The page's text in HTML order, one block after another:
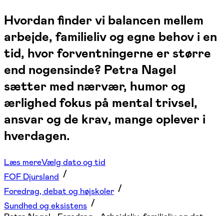
Hvordan finder vi balancen mellem
arbejde, familieliv og egne behov i en
tid, hvor forventningerne er større
end nogensinde? Petra Nagel
sætter med nærvær, humor og
ærlighed fokus på mental trivsel,
ansvar og de krav, mange oplever i
hverdagen.
Læs mereVælg dato og tid
FOF Djursland
Foredrag, debat og højskoler
Sundhed og eksistens